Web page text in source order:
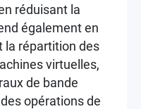
réduisant la
également en
la répartition des
virtuelles,
de bande
opérations de